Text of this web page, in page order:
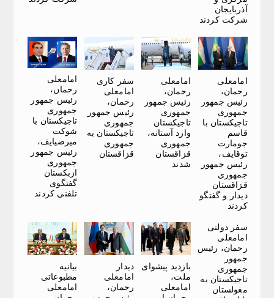
آذربایجان
شرکت کردند
امامعلی
رحمان،
رئیس جمهور
جمهوری
تاجیکستان با
قاسم
جومارت
توقایف،
رئیس جمهور
جمهوری
قزاقستان
دیدار و گفتگو
کردند
امامعلی
رحمان،
رئیس جمهور
جمهوری
تاجیکستان
وارد آستانه،
جمهوری
قزاقستان
شدند
سفر کاری
امامعلی
رحمان،
رئیس جمهور
جمهوری
تاجیکستان به
جمهوری
قزاقستان
امامعلی
رحمان،
رئیس جمهور
جمهوری
تاجیکستان با
شوکت
میرضیایف،
رئیس جمهور
جمهوری
ازبکستان
گفتگوی
تلفنی کردند
سفر دولتی
امامعلی
رحمان، رئیس
جمهور
جمهوری
تاجیکستان به
مغولستان
بازدید پیشوای
ملت،
امامعلی
دیدار
امامعلی
رحمان،
بیانیه
مطبوعاتی
امامعلی